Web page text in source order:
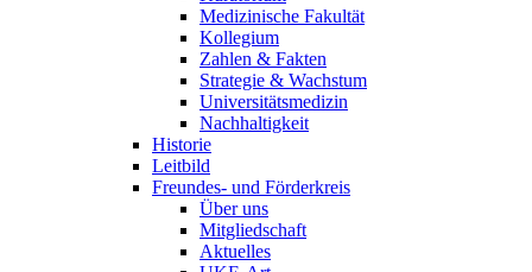
Medizinische Fakultät
Kollegium
Zahlen & Fakten
Strategie & Wachstum
Universitätsmedizin
Nachhaltigkeit
Historie
Leitbild
Freundes- und Förderkreis
Über uns
Mitgliedschaft
Aktuelles